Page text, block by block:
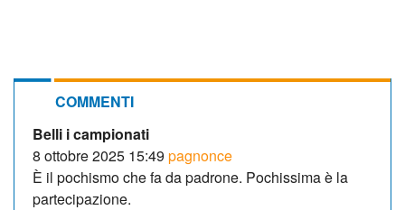
COMMENTI
Belli i campionati
8 ottobre 2025 15:49 pagnonce
È il pochismo che fa da padrone. Pochissima è la
partecipazione.